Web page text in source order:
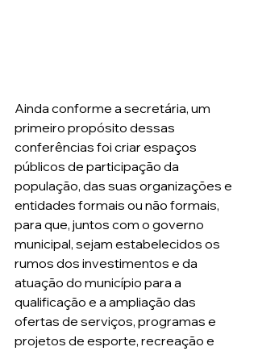
Ainda conforme a secretária, um
primeiro propósito dessas
conferências foi criar espaços
públicos de participação da
população, das suas organizações e
entidades formais ou não formais,
para que, juntos com o governo
municipal, sejam estabelecidos os
rumos dos investimentos e da
atuação do município para a
qualificação e a ampliação das
ofertas de serviços, programas e
projetos de esporte, recreação e